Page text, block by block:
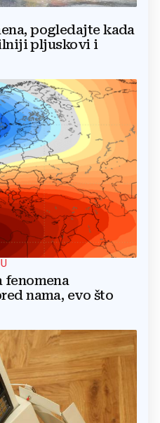
pogledajte kada
pljuskovi i
fenomena
nama, evo što